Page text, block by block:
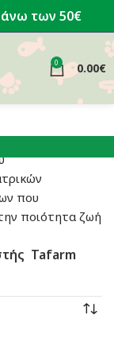
των 50€
0 0.00€
που
ποιότητα ζωή
Tafarm